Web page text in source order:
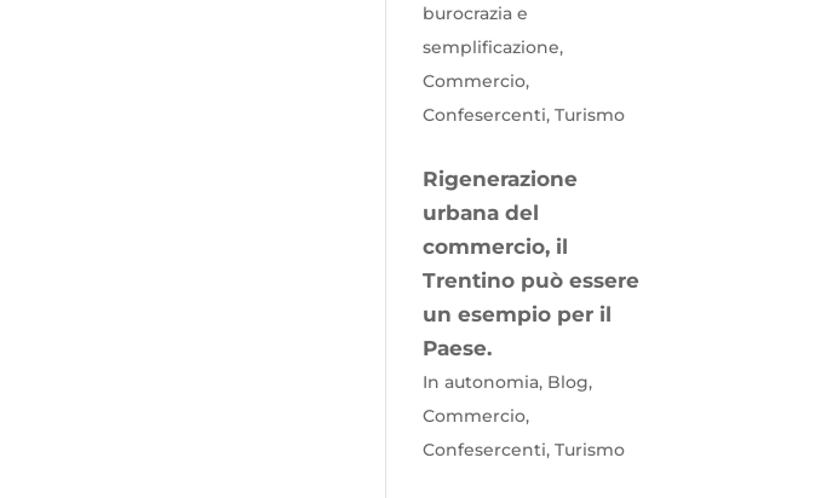
burocrazia e
semplificazione,
Commercio,
Confesercenti, Turismo
Rigenerazione
urbana del
commercio, il
Trentino può essere
un esempio per il
Paese.
In autonomia, Blog,
Commercio,
Confesercenti, Turismo